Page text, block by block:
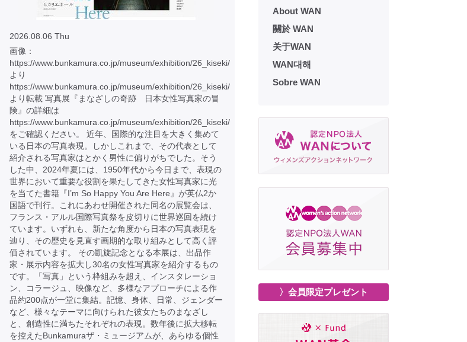
2026.08.06 Thu
画像：
https://www.bunkamura.co.jp/museum/exhibition/26_kiseki/
より
https://www.bunkamura.co.jp/museum/exhibition/26_kiseki/
より転載 写真展『まなざしの奇跡 日本女性写真家の冒
険』の詳細は
https://www.bunkamura.co.jp/museum/exhibition/26_kiseki/
をご確認ください。 近年、国際的な注目を大きく集めて
いる日本の写真表現。しかしこれまで、その代表として
紹介される写真家はとかく男性に偏りがちでした。そう
した中、2024年夏には、1950年代から今日まで、表現の
世界において重要な役割を果たしてきた女性写真家に光
を当てた書籍『I’m So Happy You Are Here』が英仏2か
国語で刊行。これにあわせ開催された同名の展覧会は、
フランス・アルル国際写真祭を皮切りに世界巡回を続け
ています。いずれも、新たな角度から日本の写真表現を
辿り、その歴史を見直す画期的な取り組みとして高く評
価されています。 その凱旋記念となる本展は、出品作
家・展示内容を拡大し30名の女性写真家を紹介するもの
です。「写真」という枠組みを超え、インスタレーショ
ン、コラージュ、映像など、多様なアプローチによる作
品約200点が一堂に集結。記憶、身体、日常、ジェンダー
など、様々なテーマに向けられた彼女たちのまなざし
と、創造性に満ちたそれぞれの表現。数年後に拡大移転
を控えたBunkamuraザ・ミュージアムが、あらゆる個性
About WAN
關於 WAN
关于WAN
WAN대해
Sobre WAN
〉会員限定プレゼント